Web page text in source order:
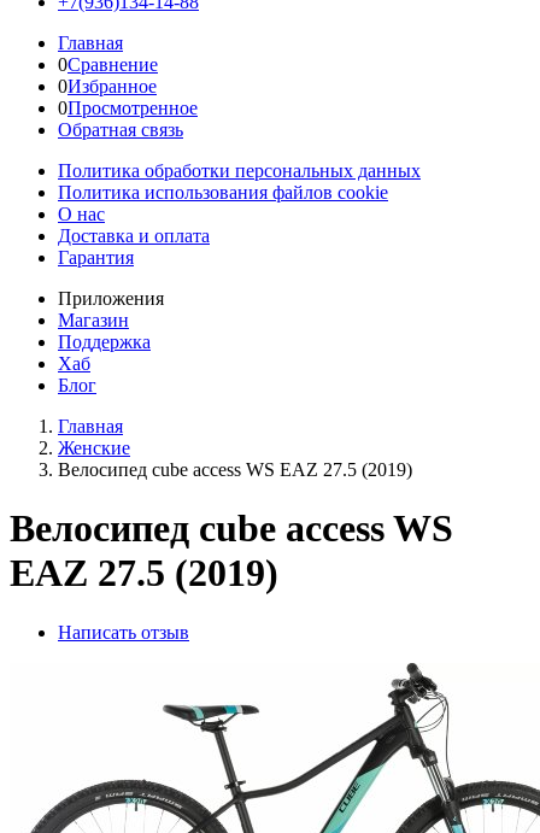
Главная
0Сравнение
0Избранное
0Просмотренное
Обратная связь
Политика обработки персональных данных
Политика использования файлов cookie
О нас
Доставка и оплата
Гарантия
Приложения
Магазин
Поддержка
Хаб
Блог
Главная
Женскиe
Велосипед cube access WS EAZ 27.5 (2019)
Велосипед cube access WS
EAZ 27.5 (2019)
Написать отзыв